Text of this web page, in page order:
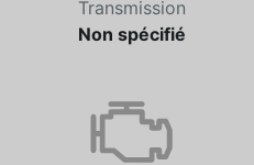
Non spécifié